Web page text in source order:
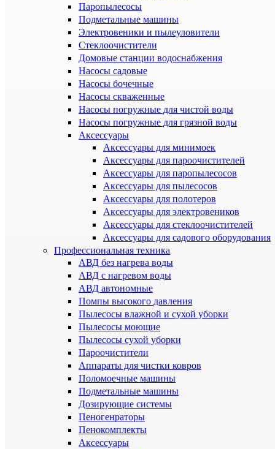
Паропылесосы
Подметальные машины
Электровеники и пылеуловители
Стеклоочистители
Домовые станции водоснабжения
Насосы садовые
Насосы бочечные
Насосы скваженные
Насосы погружные для чистой воды
Насосы погружные для грязной воды
Аксессуары
Аксессуары для минимоек
Аксессуары для пароочистителей
Аксессуары для паропылесосов
Аксессуары для пылесосов
Аксессуары для полотеров
Аксессуары для электровеников
Аксессуары для стеклоочистителей
Аксессуары для садового оборудования
Профессиональная техника
АВД без нагрева воды
АВД с нагревом воды
АВД автономные
Помпы высокого давления
Пылесосы влажной и сухой уборки
Пылесосы моющие
Пылесосы сухой уборки
Пароочистители
Аппараты для чистки ковров
Поломоечные машины
Подметальные машины
Дозирующие системы
Пеногенраторы
Пенокомплекты
Аксессуары